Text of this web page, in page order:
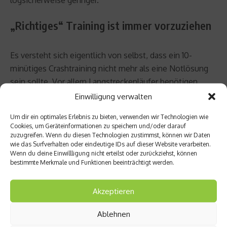
Einwilligung verwalten
Um dir ein optimales Erlebnis zu bieten, verwenden wir Technologien wie
Cookies, um Geräteinformationen zu speichern und/oder darauf
zuzugreifen. Wenn du diesen Technologien zustimmst, können wir Daten
wie das Surfverhalten oder eindeutige IDs auf dieser Website verarbeiten.
Wenn du deine Einwillligung nicht erteilst oder zurückziehst, können
bestimmte Merkmale und Funktionen beeinträchtigt werden.
Akzeptieren
Ablehnen
„Richtiges“ Training ist immer vorzuziehen
Es versteht sich eigentlich von selbst, dass ein 10-
minütiges Crashtraining nicht mehr als eine Notlösung
sein sollte. Vor allem Langstreckenläufer benötigen
längere Intervalle, um einen nachhaltigen Effekt für ihr
30 Minuten zu trainieren, als dreimal 10 Minuten. Und
von Grundlagenläufen, die für Strecken ab 10 Kilometer
essenziell sind, kann bei einem Zeitfenster von 10
Minuten ohnehin keine Rede sein.